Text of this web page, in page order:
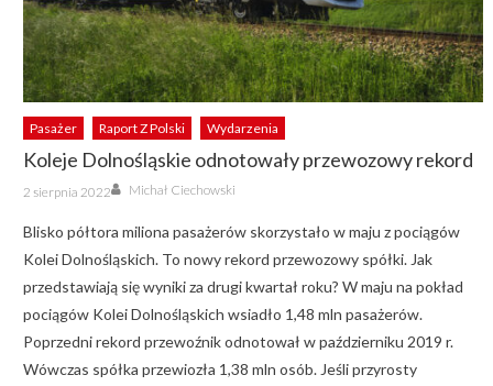
Pasażer Raport Z Polski Wydarzenia
Koleje Dolnośląskie odnotowały przewozowy rekord
Posted
on
2 sierpnia 2022 Author
Michał Ciechowski
Blisko półtora miliona pasażerów skorzystało w maju z pociągów
Kolei Dolnośląskich. To nowy rekord przewozowy spółki. Jak
przedstawiają się wyniki za drugi kwartał roku? W maju na pokład
pociągów Kolei Dolnośląskich wsiadło 1,48 mln pasażerów.
Poprzedni rekord przewoźnik odnotował w październiku 2019 r.
Wówczas spółka przewiozła 1,38 mln osób. Jeśli przyrosty